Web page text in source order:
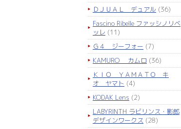
ＤＪＵＡＬ デュアル (36)
Fascino Ribelle ファッシノリベ
ッレ (11)
Ｇ４ ジーフォー (7)
KAMURO カムロ (36)
ＫＩＯ ＹＡＭＡＴＯ キ
オ ヤマト (4)
KODAK Lens (2)
LABYRINTH ラビリンス・影郎
デザインワークス (28)